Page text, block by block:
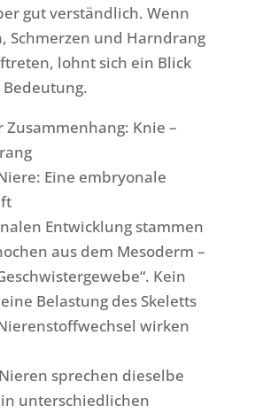
gut verständlich. Wenn
Schmerzen und Harndrang
lohnt sich ein Blick
Zusammenhang: Knie –
Eine embryonale
Entwicklung stammen
aus dem Mesoderm –
Kein
Belastung des Skeletts
wirken
sprechen dieselbe
unterschiedlichen